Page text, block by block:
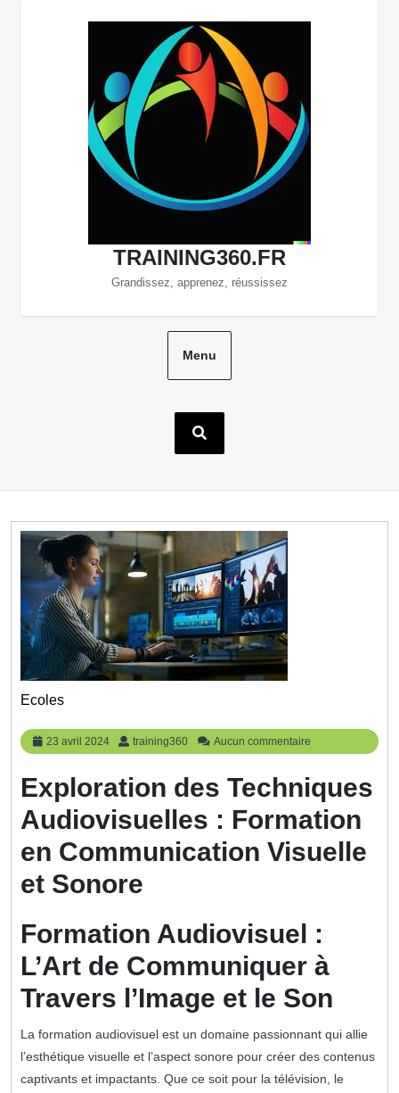
TRAINING360.FR
Grandissez, apprenez, réussissez
Menu
Ecoles
23 avril 2024
23
avril
training360 training360
Aucun commentaire
Exploration des Techniques
Audiovisuelles : Formation
en Communication Visuelle
et Sonore
Formation Audiovisuel :
L’Art de Communiquer à
Travers l’Image et le Son
La formation audiovisuel est un domaine passionnant qui allie
l’esthétique visuelle et l’aspect sonore pour créer des contenus
captivants et impactants. Que ce soit pour la télévision, le